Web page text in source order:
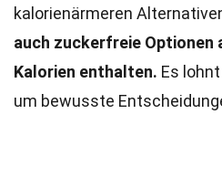
kalorienärmeren
auch zuckerfreie Optionen
Kalorien enthalten. Es
um bewusste